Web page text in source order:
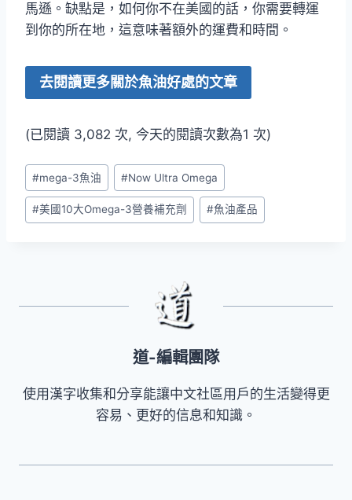
馬遜。缺點是，如何你不在美國的話，你需要轉運
到你的所在地，這意味著額外的運費和時間。
去閱讀更多關於魚油好處的文章
(已閱讀 3,082 次, 今天的閱讀次數為1 次)
Post
Tags:
#mega-3魚油 #Now Ultra Omega
#美國10大Omega-3營養補充劑 #魚油產品
道-編輯團隊
使用漢字收集和分享能讓中文社區用戶的生活變得更
容易、更好的信息和知識。